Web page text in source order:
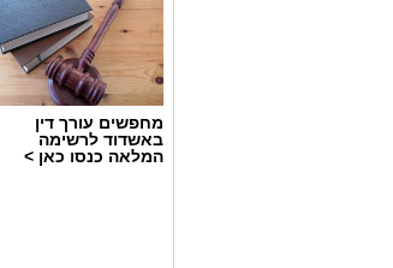
קרדיט צילום: ODREY, טים נודלמן
עיריית אשדוד
של הקיץ, שייערך ביום חמישי
מחפשים עורך דין
באשדוד לרשימה
המלאה כנסו כאן >